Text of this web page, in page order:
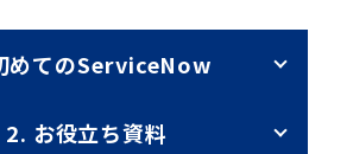
めてのServiceNow
2. お役立ち資料